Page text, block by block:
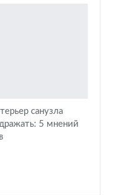
санузла
5 мнений